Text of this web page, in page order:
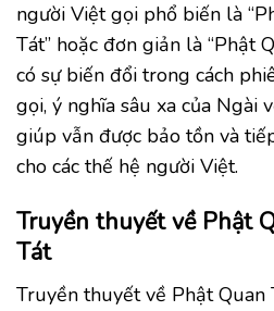
người Việt gọi phổ biến là
Tát” hoặc đơn giản là “Phật
có sự biến đổi trong cách
gọi, ý nghĩa sâu xa của Ngài
giúp vẫn được bảo tồn và
cho các thế hệ người Việt.
Truyền thuyết về Phật
Tát
Truyền thuyết về Phật